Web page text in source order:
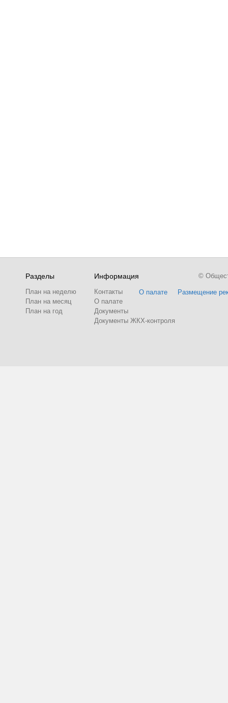
Разделы
План на неделю
План на месяц
План на год
Информация
Контакты
О палате
Документы
Документы ЖКХ-контроля
О палате Размещение
©